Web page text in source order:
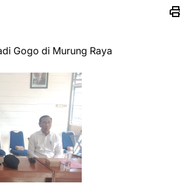
Gogo di Murung Raya